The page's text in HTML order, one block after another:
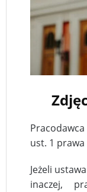
ust. 1
Jeżeli
inaczej,